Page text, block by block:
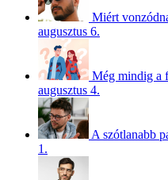
Miért
augusztus 6.
Még mindig a
augusztus 4.
A szótlanabb
1.